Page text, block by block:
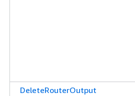
DeleteRouterOutput